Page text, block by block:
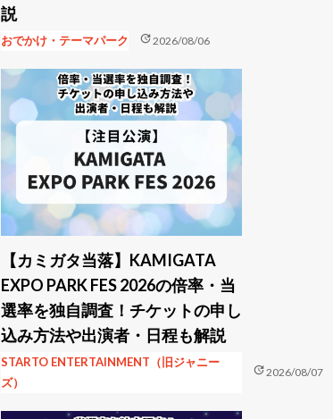
説
おでかけ・テーマパーク update2026/08/06
【カミガタ当落】KAMIGATA
EXPO PARK FES 2026の倍率・当
選率を独自調査！チケットの申し
込み方法や出演者・日程も解説
STARTO ENTERTAINMENT（旧ジャニー
ズ）
update2026/08/07